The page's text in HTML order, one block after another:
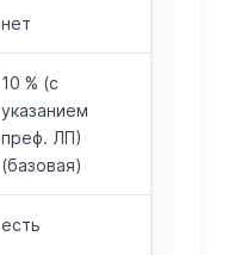
нет
10 % (с
указанием
преф. ЛП)
(базовая)
есть